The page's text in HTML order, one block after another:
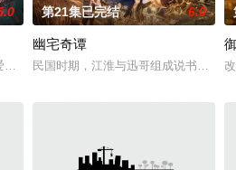
程桉、恩师林晚媚的双重背叛。她从恨
第21集已完结 6.0
幽宅奇谭
民国时期，江淮与迅哥组成说书班子